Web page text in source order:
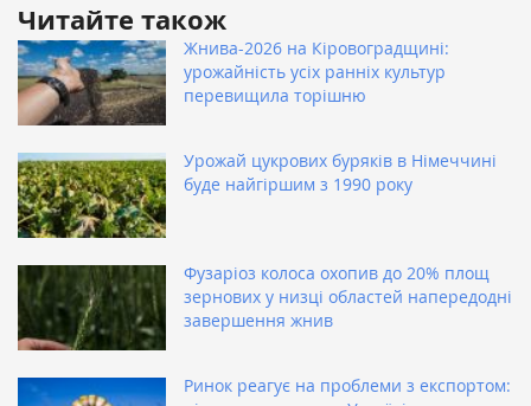
Читайте також
Жнива-2026 на Кіровоградщині:
урожайність усіх ранніх культур
перевищила торішню
Урожай цукрових буряків в Німеччині
буде найгіршим з 1990 року
Фузаріоз колоса охопив до 20% площ
зернових у низці областей напередодні
завершення жнив
Ринок реагує на проблеми з експортом: